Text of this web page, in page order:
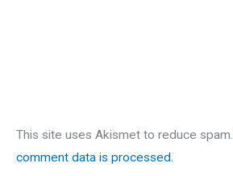
This site uses Akismet to reduce spam.
comment data is processed.